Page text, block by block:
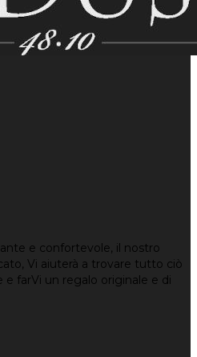
e confortevole, il nostro
Vi aiuterà a trovare tutto ciò
farVi un regalo originale e di